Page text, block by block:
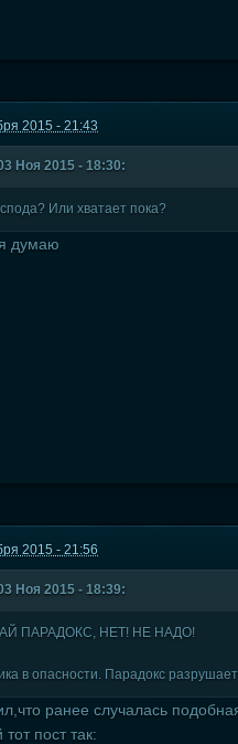
2015 - 21:43
Ноя 2015 - 18:30:
Или хватает пока?
думаю
2015 - 21:56
Ноя 2015 - 18:39:
ПАРАДОКС, НЕТ! НЕ НАДО!
в опасности. Парадокс
ранее случалась
пост так: